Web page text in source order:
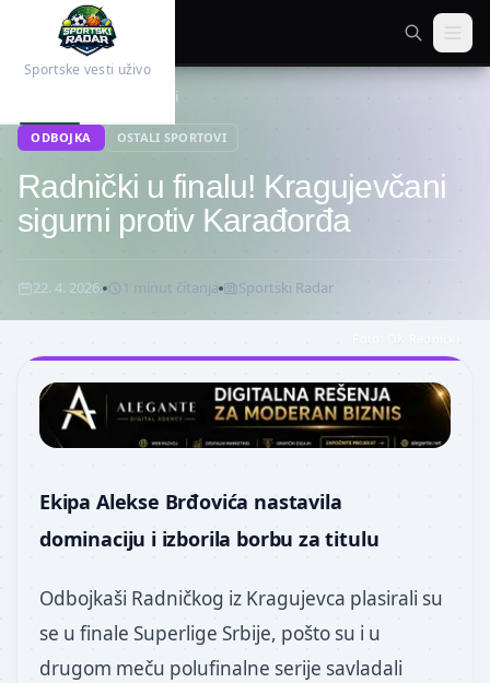
Sportske vesti uživo
Ostali sportovi
ODBOJKA OSTALI SPORTOVI
Radnički u finalu! Kragujevčani
sigurni protiv Karađorđa
22. 4. 2026. 1 minut čitanja Sportski Radar
Ekipa Alekse Brđovića nastavila
dominaciju i izborila borbu za titulu
Odbojkaši Radničkog iz Kragujevca plasirali su
se u finale Superlige Srbije, pošto su i u
drugom meču polufinalne serije savladali